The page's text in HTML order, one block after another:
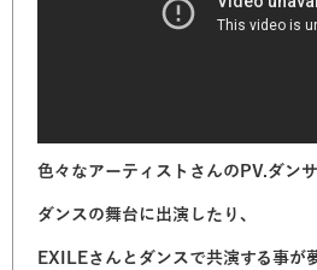
色々なアーティストさんのPV.ダンサ
ダンスの舞台に出演したり、
EXILEさんとダンスで共演する事が